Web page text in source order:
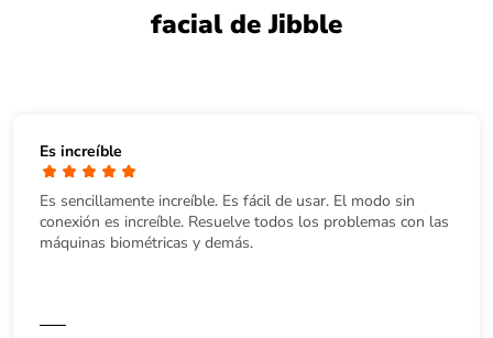
facial de Jibble
Es increíble
Es sencillamente increíble. Es fácil de usar. El modo sin
conexión es increíble. Resuelve todos los problemas con las
máquinas biométricas y demás.